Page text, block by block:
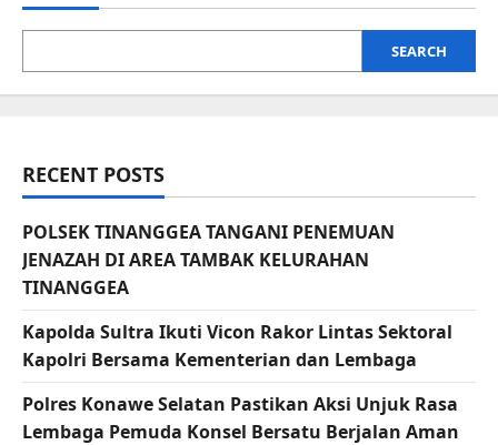
SEARCH
RECENT POSTS
POLSEK TINANGGEA TANGANI PENEMUAN
JENAZAH DI AREA TAMBAK KELURAHAN
TINANGGEA
Kapolda Sultra Ikuti Vicon Rakor Lintas Sektoral
Kapolri Bersama Kementerian dan Lembaga
Polres Konawe Selatan Pastikan Aksi Unjuk Rasa
Lembaga Pemuda Konsel Bersatu Berjalan Aman